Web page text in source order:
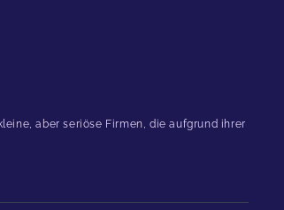
aber seriöse Firmen, die aufgrund ihrer